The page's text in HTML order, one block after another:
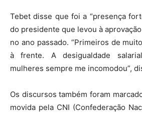
Tebet disse que foi a “presença
do presidente que levou à
no ano passado. “Primeiros de
à frente. A desigualdade
mulheres sempre me incomodou”,
Os discursos também foram
movida pela CNI (Confederação